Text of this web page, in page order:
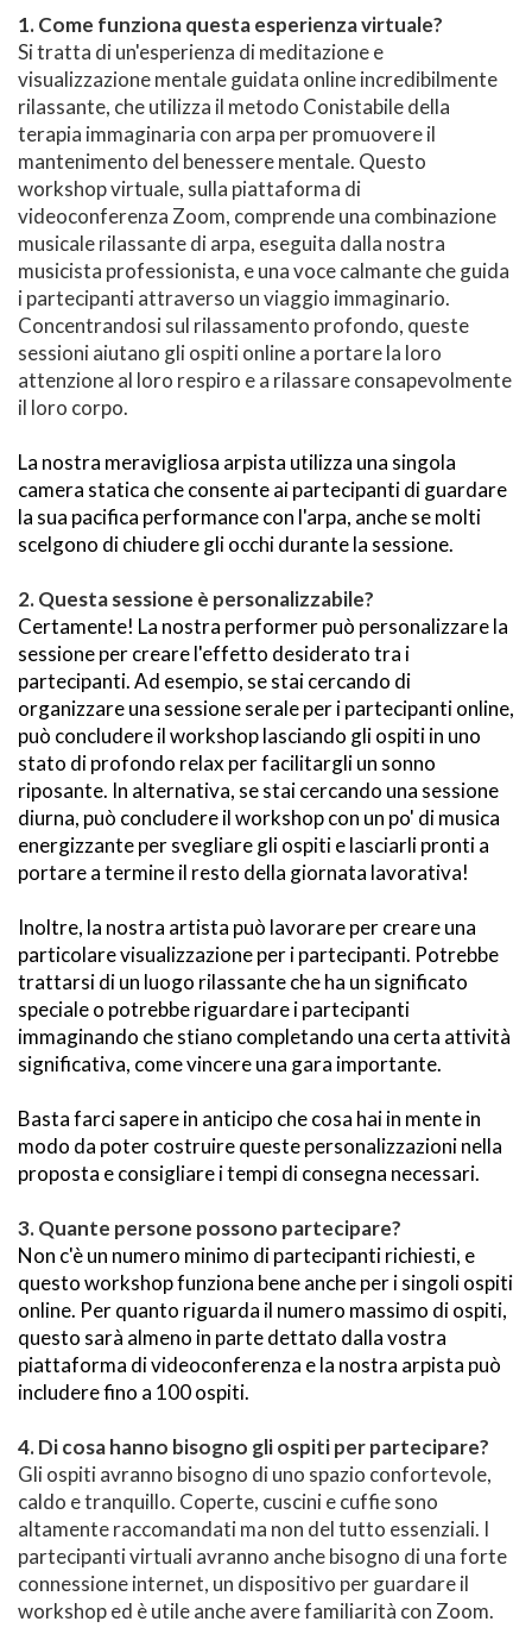
1. Come funziona questa esperienza virtuale?
Si tratta di un'esperienza di meditazione e
visualizzazione mentale guidata online incredibilmente
rilassante, che utilizza il metodo Conistabile della
terapia immaginaria con arpa per promuovere il
mantenimento del benessere mentale. Questo
workshop virtuale, sulla piattaforma di
videoconferenza Zoom, comprende una combinazione
musicale rilassante di arpa, eseguita dalla nostra
musicista professionista, e una voce calmante che guida
i partecipanti attraverso un viaggio immaginario.
Concentrandosi sul rilassamento profondo, queste
sessioni aiutano gli ospiti online a portare la loro
attenzione al loro respiro e a rilassare consapevolmente
il loro corpo.
La nostra meravigliosa arpista utilizza una singola
camera statica che consente ai partecipanti di guardare
la sua pacifica performance con l'arpa, anche se molti
scelgono di chiudere gli occhi durante la sessione.
2. Questa sessione è personalizzabile?
Certamente! La nostra performer può personalizzare la
sessione per creare l'effetto desiderato tra i
partecipanti. Ad esempio, se stai cercando di
organizzare una sessione serale per i partecipanti online,
può concludere il workshop lasciando gli ospiti in uno
stato di profondo relax per facilitargli un sonno
riposante. In alternativa, se stai cercando una sessione
diurna, può concludere il workshop con un po' di musica
energizzante per svegliare gli ospiti e lasciarli pronti a
portare a termine il resto della giornata lavorativa!
Inoltre, la nostra artista può lavorare per creare una
particolare visualizzazione per i partecipanti. Potrebbe
trattarsi di un luogo rilassante che ha un significato
speciale o potrebbe riguardare i partecipanti
immaginando che stiano completando una certa attività
significativa, come vincere una gara importante.
Basta farci sapere in anticipo che cosa hai in mente in
modo da poter costruire queste personalizzazioni nella
proposta e consigliare i tempi di consegna necessari.
3. Quante persone possono partecipare?
Non c'è un numero minimo di partecipanti richiesti, e
questo workshop funziona bene anche per i singoli ospiti
online. Per quanto riguarda il numero massimo di ospiti,
questo sarà almeno in parte dettato dalla vostra
piattaforma di videoconferenza e la nostra arpista può
includere fino a 100 ospiti.
4. Di cosa hanno bisogno gli ospiti per partecipare?
Gli ospiti avranno bisogno di uno spazio confortevole,
caldo e tranquillo. Coperte, cuscini e cuffie sono
altamente raccomandati ma non del tutto essenziali. I
partecipanti virtuali avranno anche bisogno di una forte
connessione internet, un dispositivo per guardare il
workshop ed è utile anche avere familiarità con Zoom.